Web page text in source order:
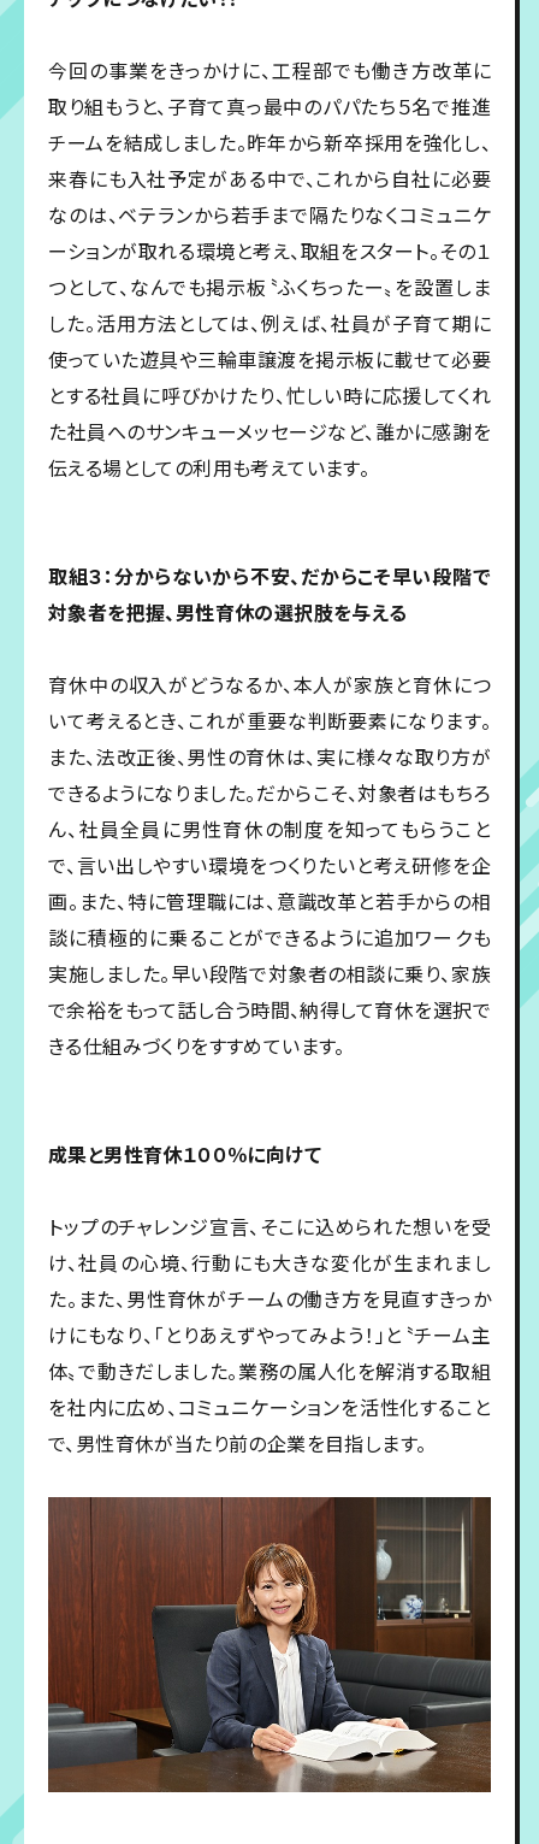
今回の事業をきっかけに、工程部でも働き方改革に
取り組もうと、子育て真っ最中のパパたち５名で推進
チームを結成しました。昨年から新卒採用を強化し、
来春にも入社予定がある中で、これから自社に必要
なのは、ベテランから若手まで隔たりなくコミュニケ
ーションが取れる環境と考え、取組をスタート。その１
つとして、なんでも掲示板〝ふくちったー〟を設置しま
した。活用方法としては、例えば、社員が子育て期に
使っていた遊具や三輪車譲渡を掲示板に載せて必要
とする社員に呼びかけたり、忙しい時に応援してくれ
た社員へのサンキューメッセージなど、誰かに感謝を
伝える場としての利用も考えています。
取組３：分からないから不安、だからこそ早い段階で
対象者を把握、男性育休の選択肢を与える
育休中の収入がどうなるか、本人が家族と育休につ
いて考えるとき、これが重要な判断要素になります。
また、法改正後、男性の育休は、実に様々な取り方が
できるようになりました。だからこそ、対象者はもちろ
ん、社員全員に男性育休の制度を知ってもらうこと
で、言い出しやすい環境をつくりたいと考え研修を企
画。また、特に管理職には、意識改革と若手からの相
談に積極的に乗ることができるように追加ワークも
実施しました。早い段階で対象者の相談に乗り、家族
で余裕をもって話し合う時間、納得して育休を選択で
きる仕組みづくりをすすめています。
成果と男性育休１００％に向けて
トップのチャレンジ宣言、そこに込められた想いを受
け、社員の心境、行動にも大きな変化が生まれまし
た。また、男性育休がチームの働き方を見直すきっか
けにもなり、「とりあえずやってみよう！」と〝チーム主
体〟で動きだしました。業務の属人化を解消する取組
を社内に広め、コミュニケーションを活性化すること
で、男性育休が当たり前の企業を目指します。